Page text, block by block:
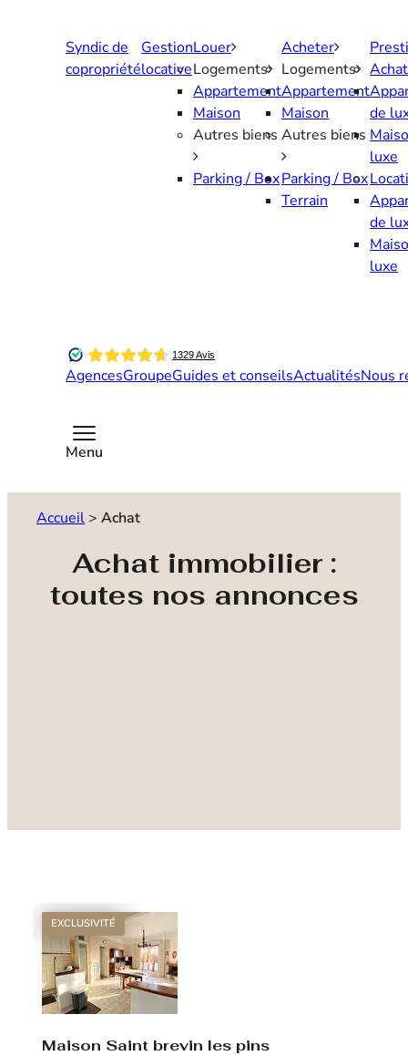
Syndic de
copropriété
Gestion
locative
Louer
Logements
Appartement
Maison
Autres biens
Parking / Box
Acheter
Logements
Appartement
Maison
Autres biens
Parking / Box
Terrain
Achat
de
luxe
de
luxe
AgencesGroupeGuides et conseilsActualitésNous
Menu
Accueil > Achat
Achat immobilier :
toutes nos annonces
EXCLUSIVITÉ
Maison Saint brevin les pins